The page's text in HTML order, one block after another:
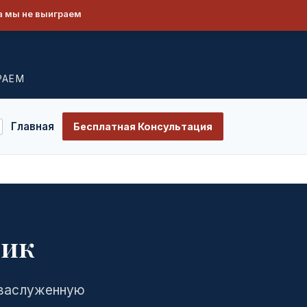
мы не выиграем
Главная Бесплатная Консультация